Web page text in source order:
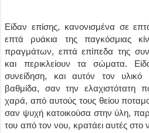
Είδαν επίσης, κανονισμένα σε
επτά ρυάκια της παγκόσμιας
πραγμάτων, επτά επίπεδα της
και περικλείουν τα σώματα.
συνείδηση, και αυτόν τον
βαθμίδα, σαν την ελαχιστότατη
χαρά, από αυτούς τους θείου
σαν ψυχή κατοικούσα στην ύλη,
του από τον νου, κρατάει αυτές στο